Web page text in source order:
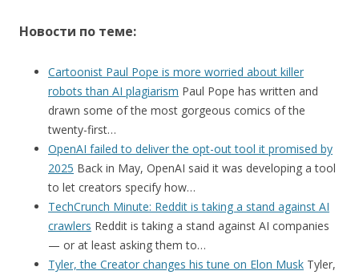
Новости по теме:
Cartoonist Paul Pope is more worried about killer
robots than AI plagiarism Paul Pope has written and
drawn some of the most gorgeous comics of the
twenty-first…
OpenAI failed to deliver the opt-out tool it promised by
2025 Back in May, OpenAI said it was developing a tool
to let creators specify how…
TechCrunch Minute: Reddit is taking a stand against AI
crawlers Reddit is taking a stand against AI companies
— or at least asking them to…
Tyler, the Creator changes his tune on Elon Musk Tyler,